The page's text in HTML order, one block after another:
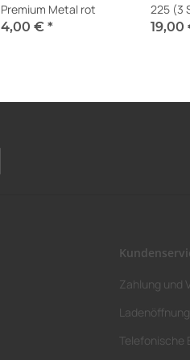
Premium Metal rot
4,00 € *
225 (3
19,00
Zahlung und
Telefonische